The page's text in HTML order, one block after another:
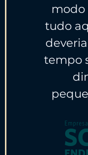
modo
tudo
tempo